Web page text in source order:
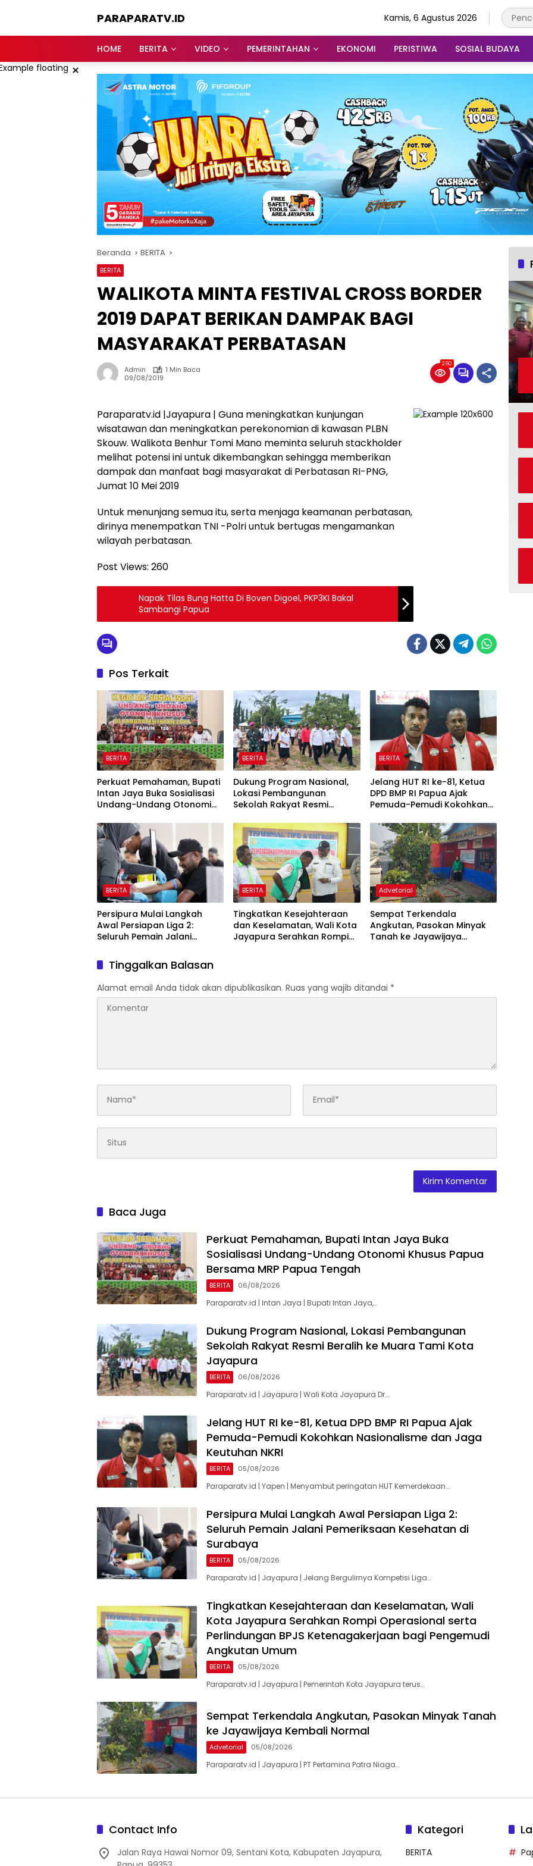
PARAPARATV.ID
Papua
Kamis, 6 Agustus 2026
HOME BERITA VIDEO PEMERINTAHAN EKONOMI PERISTIWA SOSIAL BUDAYA
×
Beranda BERITA
BERITA
WALIKOTA MINTA FESTIVAL CROSS BORDER
2019 DAPAT BERIKAN DAMPAK BAGI
MASYARAKAT PERBATASAN
Admin
1 Min Baca
09/08/2019
260
Paraparatv.id |Jayapura | Guna meningkatkan kunjungan
wisatawan dan meningkatkan perekonomian di kawasan PLBN
Skouw. Walikota Benhur Tomi Mano meminta seluruh stackholder
melihat potensi ini untuk dikembangkan sehingga memberikan
dampak dan manfaat bagi masyarakat di Perbatasan RI-PNG,
Jumat 10 Mei 2019
Untuk menunjang semua itu, serta menjaga keamanan perbatasan,
dirinya menempatkan TNI -Polri untuk bertugas mengamankan
wilayah perbatasan.
Post Views: 260
Napak Tilas Bung Hatta Di Boven Digoel, PKP3KI Bakal
Sambangi Papua
Pos Terkait
BERITA
Perkuat Pemahaman, Bupati
Intan Jaya Buka Sosialisasi
Undang-Undang Otonomi
Papua Tengah
BERITA
Dukung Program Nasional,
Lokasi Pembangunan
Sekolah Rakyat Resmi
Jayapura
BERITA
Jelang HUT RI ke-81, Ketua
DPD BMP RI Papua Ajak
Pemuda-Pemudi Kokohkan
Keutuhan NKRI
BERITA
Persipura Mulai Langkah
Awal Persiapan Liga 2:
Seluruh Pemain Jalani
Surabaya
BERITA
Tingkatkan Kesejahteraan
dan Keselamatan, Wali Kota
Jayapura Serahkan Rompi
Pengemudi Angkutan Umum
Advetorial
Sempat Terkendala
Angkutan, Pasokan Minyak
Tanah ke Jayawijaya
Tinggalkan Balasan
Alamat email Anda tidak akan dipublikasikan. Ruas yang wajib ditandai *
Baca Juga
Perkuat Pemahaman, Bupati Intan Jaya Buka
Sosialisasi Undang-Undang Otonomi Khusus Papua
Bersama MRP Papua Tengah
BERITA 06/08/2026
Paraparatv.id | Intan Jaya | Bupati Intan Jaya,…
Dukung Program Nasional, Lokasi Pembangunan
Sekolah Rakyat Resmi Beralih ke Muara Tami Kota
Jayapura
BERITA 06/08/2026
Paraparatv.id | Jayapura | Wali Kota Jayapura Dr….
Jelang HUT RI ke-81, Ketua DPD BMP RI Papua Ajak
Pemuda-Pemudi Kokohkan Nasionalisme dan Jaga
Keutuhan NKRI
BERITA 05/08/2026
Paraparatv.id | Yapen | Menyambut peringatan HUT Kemerdekaan…
Persipura Mulai Langkah Awal Persiapan Liga 2:
Seluruh Pemain Jalani Pemeriksaan Kesehatan di
Surabaya
BERITA 05/08/2026
Paraparatv.id | Jayapura | Jelang Bergulirnya Kompetisi Liga…
Tingkatkan Kesejahteraan dan Keselamatan, Wali
Kota Jayapura Serahkan Rompi Operasional serta
Perlindungan BPJS Ketenagakerjaan bagi Pengemudi
Angkutan Umum
BERITA 05/08/2026
Paraparatv.id | Jayapura | Pemerintah Kota Jayapura terus…
Sempat Terkendala Angkutan, Pasokan Minyak Tanah
ke Jayawijaya Kembali Normal
Advetorial 05/08/2026
Paraparatv.id | Jayapura | PT Pertamina Patra Niaga…
Contact Info
Jalan Raya Hawai Nomor 09, Sentani Kota, Kabupaten Jayapura,
Kategori
BERITA